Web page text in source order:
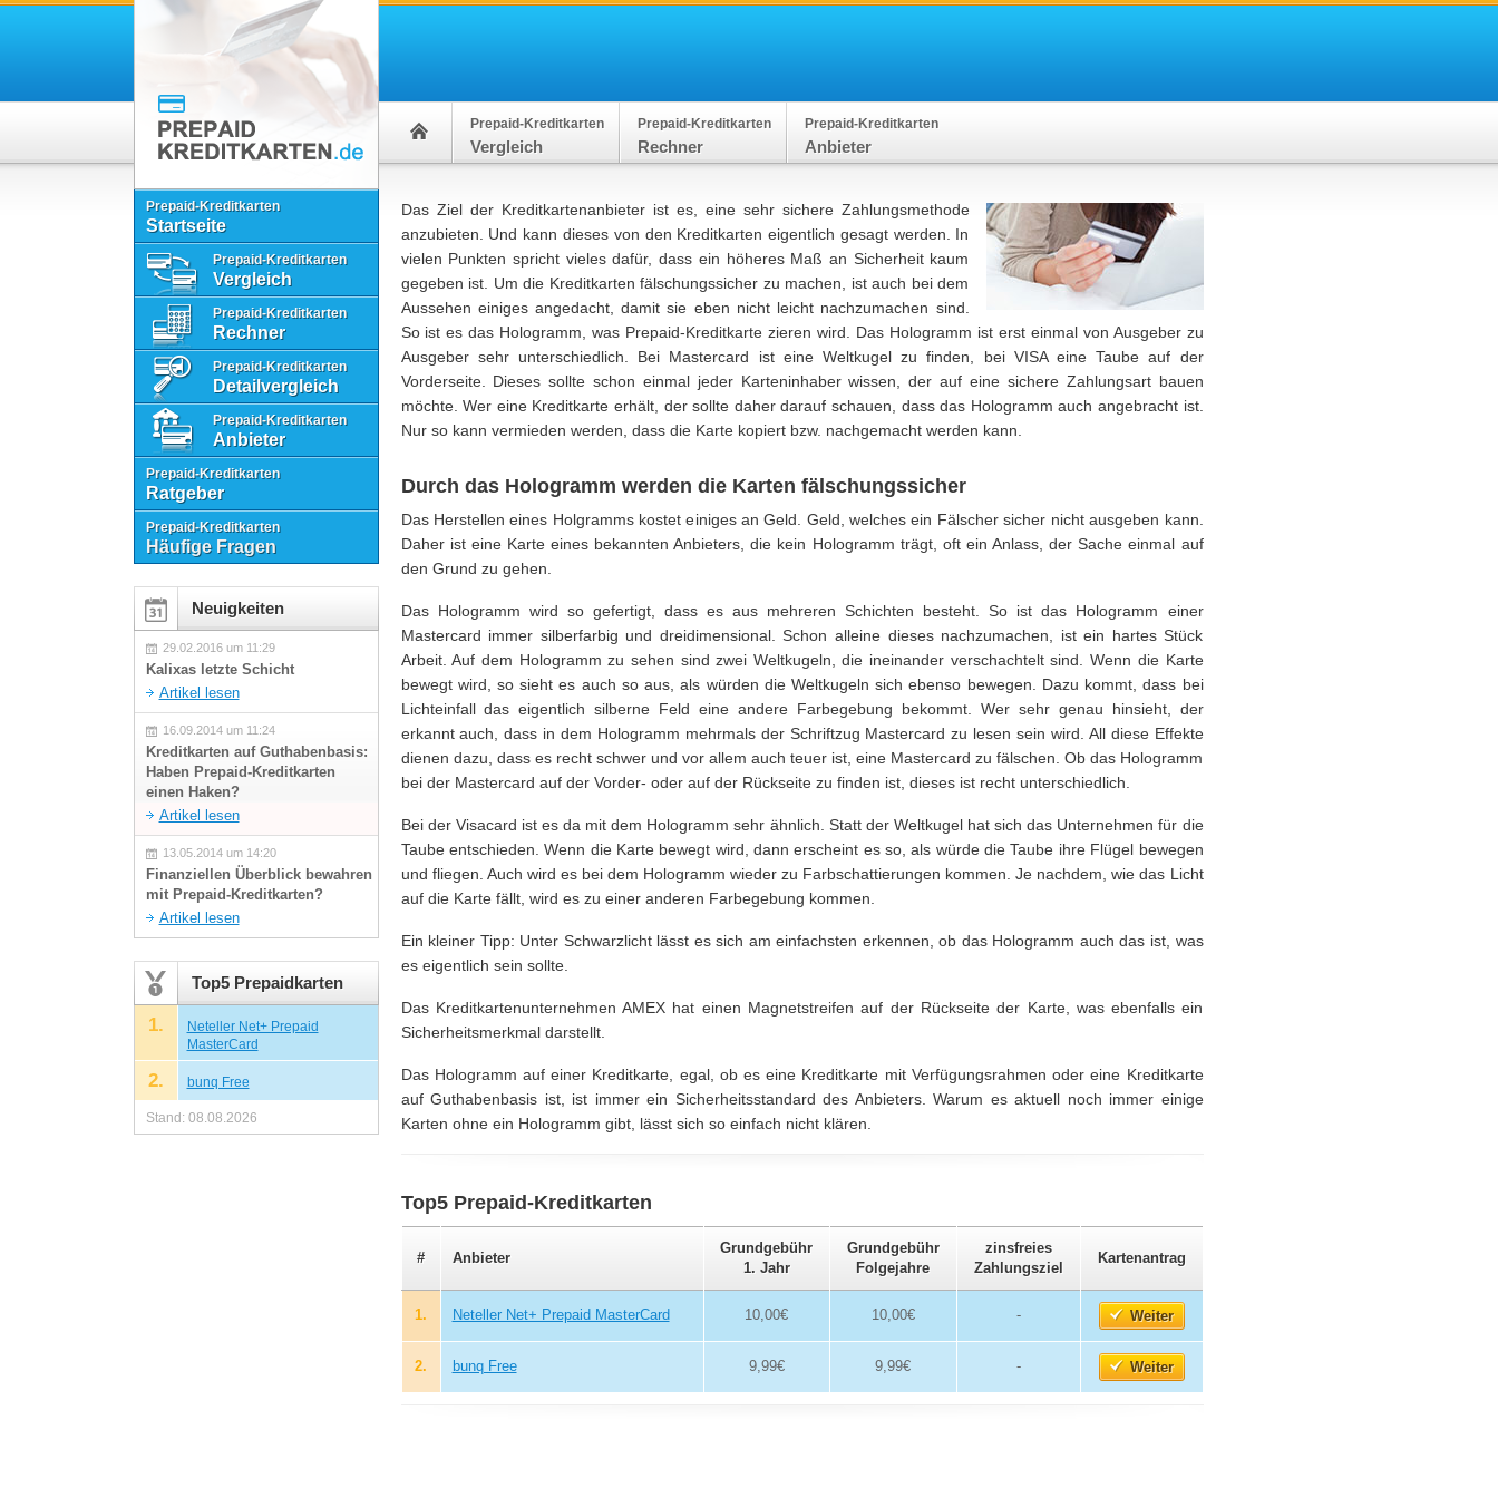
Prepaid-Kreditkarten
Vergleich
Prepaid-Kreditkarten
Rechner
Prepaid-Kreditkarten
Anbieter
Das Ziel der Kreditkartenanbieter ist es, eine sehr sichere Zahlungsmethode
anzubieten. Und kann dieses von den Kreditkarten eigentlich gesagt werden. In
vielen Punkten spricht vieles dafür, dass ein höheres Maß an Sicherheit kaum
gegeben ist. Um die Kreditkarten fälschungssicher zu machen, ist auch bei dem
Aussehen einiges angedacht, damit sie eben nicht leicht nachzumachen sind.
So ist es das Hologramm, was Prepaid-Kreditkarte zieren wird. Das Hologramm ist erst einmal von Ausgeber zu
Ausgeber sehr unterschiedlich. Bei Mastercard ist eine Weltkugel zu finden, bei VISA eine Taube auf der
Vorderseite. Dieses sollte schon einmal jeder Karteninhaber wissen, der auf eine sichere Zahlungsart bauen
möchte. Wer eine Kreditkarte erhält, der sollte daher darauf schauen, dass das Hologramm auch angebracht ist.
Nur so kann vermieden werden, dass die Karte kopiert bzw. nachgemacht werden kann.
Durch das Hologramm werden die Karten fälschungssicher
Das Herstellen eines Holgramms kostet einiges an Geld. Geld, welches ein Fälscher sicher nicht ausgeben kann.
Daher ist eine Karte eines bekannten Anbieters, die kein Hologramm trägt, oft ein Anlass, der Sache einmal auf
den Grund zu gehen.
Das Hologramm wird so gefertigt, dass es aus mehreren Schichten besteht. So ist das Hologramm einer
Mastercard immer silberfarbig und dreidimensional. Schon alleine dieses nachzumachen, ist ein hartes Stück
Arbeit. Auf dem Hologramm zu sehen sind zwei Weltkugeln, die ineinander verschachtelt sind. Wenn die Karte
bewegt wird, so sieht es auch so aus, als würden die Weltkugeln sich ebenso bewegen. Dazu kommt, dass bei
Lichteinfall das eigentlich silberne Feld eine andere Farbegebung bekommt. Wer sehr genau hinsieht, der
erkannt auch, dass in dem Hologramm mehrmals der Schriftzug Mastercard zu lesen sein wird. All diese Effekte
dienen dazu, dass es recht schwer und vor allem auch teuer ist, eine Mastercard zu fälschen. Ob das Hologramm
bei der Mastercard auf der Vorder- oder auf der Rückseite zu finden ist, dieses ist recht unterschiedlich.
Bei der Visacard ist es da mit dem Hologramm sehr ähnlich. Statt der Weltkugel hat sich das Unternehmen für die
Taube entschieden. Wenn die Karte bewegt wird, dann erscheint es so, als würde die Taube ihre Flügel bewegen
und fliegen. Auch wird es bei dem Hologramm wieder zu Farbschattierungen kommen. Je nachdem, wie das Licht
auf die Karte fällt, wird es zu einer anderen Farbegebung kommen.
Ein kleiner Tipp: Unter Schwarzlicht lässt es sich am einfachsten erkennen, ob das Hologramm auch das ist, was
es eigentlich sein sollte.
Das Kreditkartenunternehmen AMEX hat einen Magnetstreifen auf der Rückseite der Karte, was ebenfalls ein
Sicherheitsmerkmal darstellt.
Das Hologramm auf einer Kreditkarte, egal, ob es eine Kreditkarte mit Verfügungsrahmen oder eine Kreditkarte
auf Guthabenbasis ist, ist immer ein Sicherheitsstandard des Anbieters. Warum es aktuell noch immer einige
Karten ohne ein Hologramm gibt, lässt sich so einfach nicht klären.
Top5 Prepaid-Kreditkarten
# Anbieter
Grundgebühr
1. Jahr
Grundgebühr
Folgejahre
zinsfreies
Zahlungsziel
Kartenantrag
1. Neteller Net+ Prepaid MasterCard 10,00€ 10,00€ - Weiter
2. bunq Free 9,99€ 9,99€ - Weiter
Prepaid-Kreditkarten
Startseite
Prepaid-Kreditkarten
Vergleich
Prepaid-Kreditkarten
Rechner
Prepaid-Kreditkarten
Detailvergleich
Prepaid-Kreditkarten
Anbieter
Prepaid-Kreditkarten
Ratgeber
Prepaid-Kreditkarten
Häufige Fragen
Neuigkeiten
29.02.2016 um 11:29
Kalixas letzte Schicht
Artikel lesen
16.09.2014 um 11:24
Kreditkarten auf Guthabenbasis:
Haben Prepaid-Kreditkarten
einen Haken?
Artikel lesen
13.05.2014 um 14:20
Finanziellen Überblick bewahren
mit Prepaid-Kreditkarten?
Artikel lesen
Top5 Prepaidkarten
1.
Neteller Net+ Prepaid
MasterCard
2. bunq Free
Stand: 08.08.2026